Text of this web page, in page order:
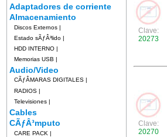
Adaptadores de corriente
Almacenamiento
Discos Externos |
Estado sÃƒÂ³lido |
HDD INTERNO |
Memorias USB |
Audio/Video
CÃƒÂMARAS DIGITALES |
RADIOS |
Televisiones |
Cables
CÃƒÂ³mputo
CARE PACK |
Clave:
20273
Clave:
20270